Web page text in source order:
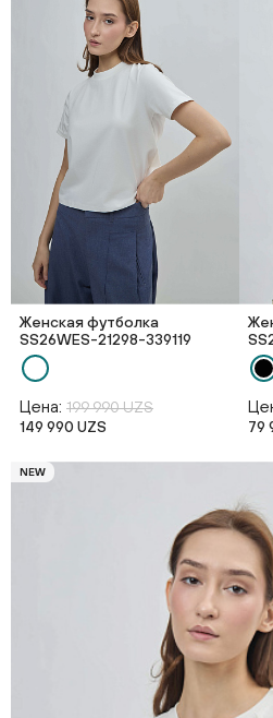
Женская футболка
SS26WES-21298-339119
Цена: 199 990 UZS
149 990 UZS
79
NEW